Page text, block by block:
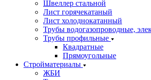
Швеллер стальной
Лист горячекатаный
Лист холоднокатанный
Трубы водогазопроводные,
Трубы профильные
Квадратные
Прямоугольные
Стройматериалы
ЖБИ